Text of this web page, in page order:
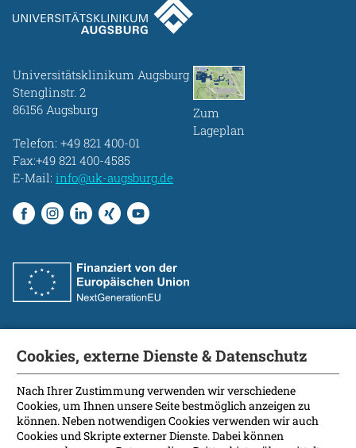
Universitätsklinikum Augsburg
Stenglinstr. 2
86156 Augsburg
Telefon: +49 821 400-01
Fax:+49 821 400-4585
E-Mail: info@uk-augsburg.de
Zum
Lageplan
Fakultät
International Patients
Kontakt
Presse
Cookies, externe Dienste & Datenschutz
Nach Ihrer Zustimmung verwenden wir verschiedene
Cookies, um Ihnen unsere Seite bestmöglich anzeigen zu
können. Neben notwendigen Cookies verwenden wir auch
Cookies und Skripte externer Dienste. Dabei können